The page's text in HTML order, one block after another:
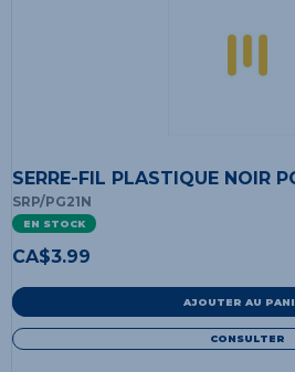
SERRE-FIL PLASTIQUE NOIR
SRP/PG21N
EN STOCK
CA$3.99
AJOUTER AU
CONSULTER